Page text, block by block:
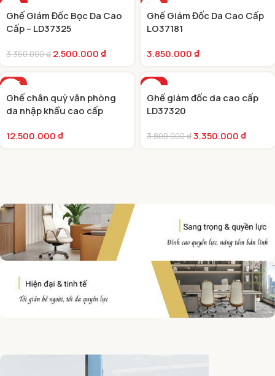
HOT
Ghế Giám Đốc Bọc Da Cao
Cấp – LD37325
3.350.000₫ 2.500.000₫
Ghế Giám Đốc Da Cao Cấp
LO37181
3.850.000₫
HOT
Ghế chân quỳ văn phòng
da nhập khẩu cao cấp
12.500.000₫
-12%
HOT
Ghế giám đốc da cao cấp
LD37320
3.800.000₫3.350.000₫